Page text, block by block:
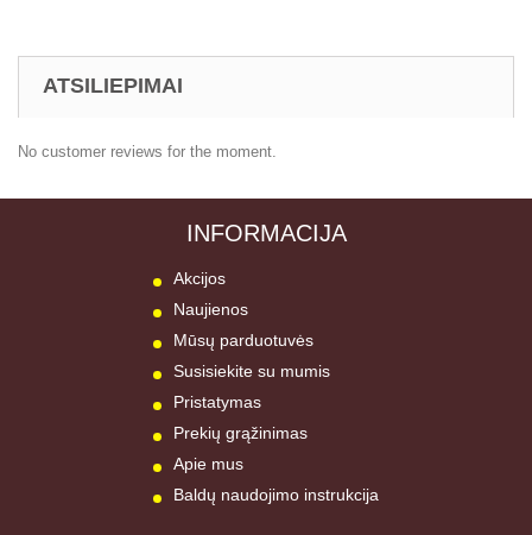
ATSILIEPIMAI
No customer reviews for the moment.
INFORMACIJA
Akcijos
Naujienos
Mūsų parduotuvės
Susisiekite su mumis
Pristatymas
Prekių grąžinimas
Apie mus
Baldų naudojimo instrukcija